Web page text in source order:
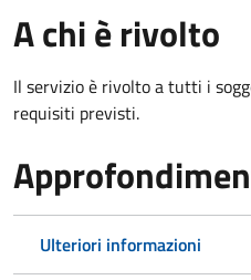
A chi è rivolto
Il servizio è rivolto a tutti i
requisiti previsti.
Ulteriori informazioni